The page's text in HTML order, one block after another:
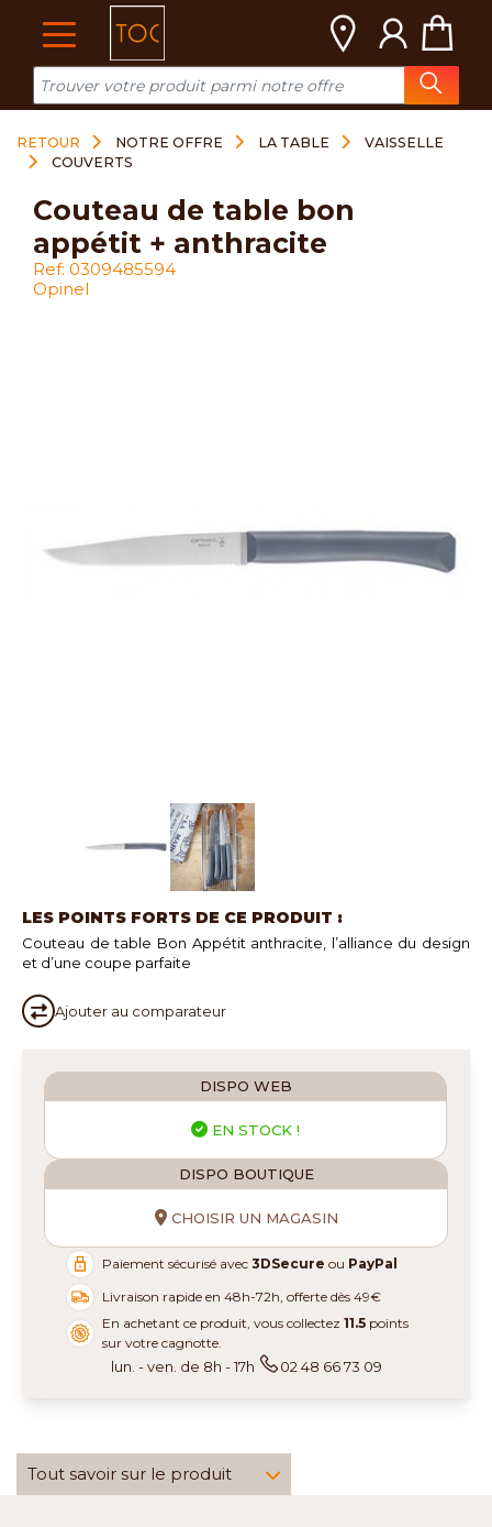
RETOUR NOTRE OFFRE LA TABLE
VAISSELLE
COUVERTS
LES POINTS FORTS DE CE PRODUIT :
Couteau de table Bon Appétit anthracite, l’alliance du design
et d’une coupe parfaite
Ajouter au comparateur
couteau de table bon
appétit + anthracite
Ref: 0309485594
Opinel
DISPO WEB
EN STOCK !
DISPO BOUTIQUE
CHOISIR UN MAGASIN
Paiement sécurisé avec3DSecure ou PayPal
Livraison rapide en 48h-72h, offerte dès 49€
En achetant ce produit, vous collectez11.5 points
sur votre cagnotte.
lun. - ven. de 8h - 17h 02 48 66 73 09
Tout savoir sur le produit
Cookies management panel